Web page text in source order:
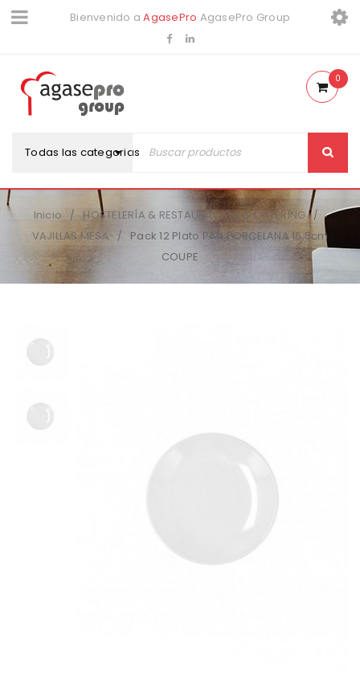
Bienvenido aAgasePro AgasePro Group
Todas las categorias
0
Inicio / HOSTELERÍA & RESTAURACIÓN & CATERING /
VAJILLAS MESA /
Pack 12 Plato PAN PORCELANA 16,5cm
COUPE